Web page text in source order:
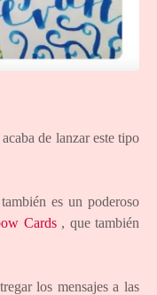
de lanzar este tipo
es un poderoso
Cards, que también
los mensajes a las